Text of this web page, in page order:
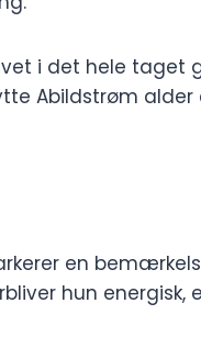
i det hele taget
Abildstrøm
en
hun